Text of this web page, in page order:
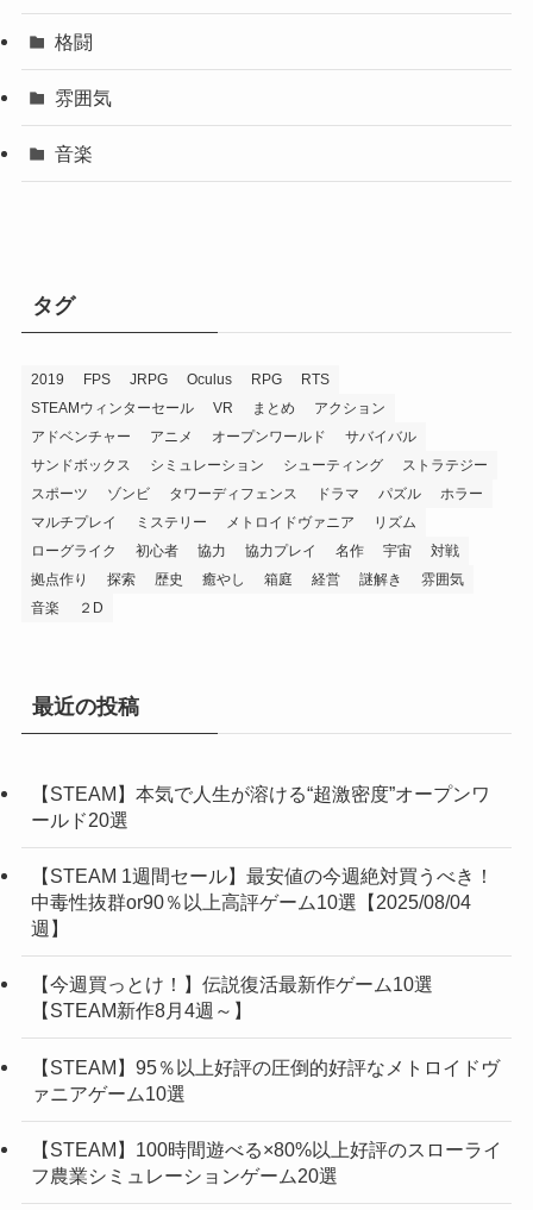
格闘
雰囲気
音楽
タグ
2019 FPS JRPG Oculus RPG
RTS
STEAMウィンターセール
VR まとめ
アクション
アドベンチャー
アニメ オープンワールド
サバイバル
サンドボックス
シミュレーション シューティング
ストラテジー
スポーツ
ゾンビ タワーディフェンス ドラマ パズル
ホラー
マルチプレイ
ミステリー メトロイドヴァニア
リズム
ローグライク
初心者 協力 協力プレイ 名作 宇宙
対戦
拠点作り
探索 歴史 癒やし 箱庭 経営 謎解き
雰囲気
音楽
２D
最近の投稿
【STEAM】本気で人生が溶ける“超激密度”オープンワ
ールド20選
【STEAM 1週間セール】最安値の今週絶対買うべき！
中毒性抜群or90％以上高評ゲーム10選【2025/08/04
週】
【今週買っとけ！】伝説復活最新作ゲーム10選
【STEAM新作8月4週～】
【STEAM】95％以上好評の圧倒的好評なメトロイドヴ
ァニアゲーム10選
【STEAM】100時間遊べる×80%以上好評のスローライ
フ農業シミュレーションゲーム20選